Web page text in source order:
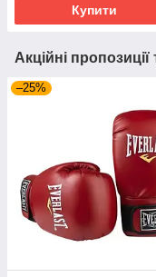
Купити
Акційні
–25%